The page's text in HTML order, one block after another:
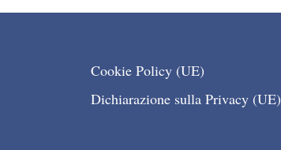
Cookie Policy (UE)
Dichiarazione sulla Privacy (UE)